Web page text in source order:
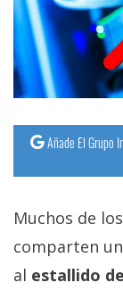
Añade El Grupo
Muchos de
comparten
al estallido